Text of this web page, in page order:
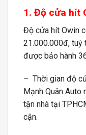
1. Độ cửa hít
Độ cửa hít Owin
21.000.000đ, tuỳ
được bảo hành
– Thời gian độ
Mạnh Quân
tận nhà tại
cận.